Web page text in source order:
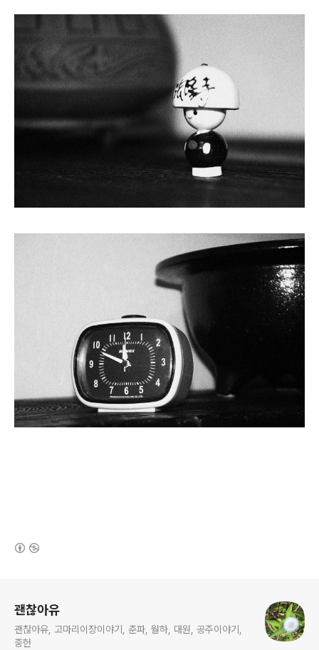
괜찮아유
괜찮아유, 고마리이장이야기, 춘파, 월하, 대원, 공주이야기,
중헌